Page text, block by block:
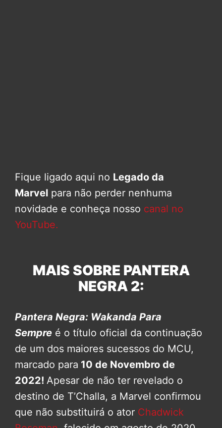
Fique ligado aqui no Legado da
Marvel para não perder nenhuma
novidade e conheça nosso canal no
YouTube.
MAIS SOBRE PANTERA
NEGRA 2:
Pantera Negra: Wakanda Para
Sempre é o título oficial da continuação
de um dos maiores sucessos do MCU,
marcado para 10 de Novembro de
2022! Apesar de não ter revelado o
destino de T’Challa, a Marvel confirmou
que não substituirá o ator Chadwick